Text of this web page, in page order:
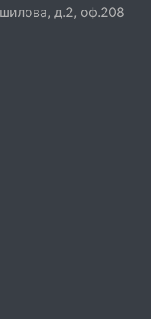
д.2, оф.208